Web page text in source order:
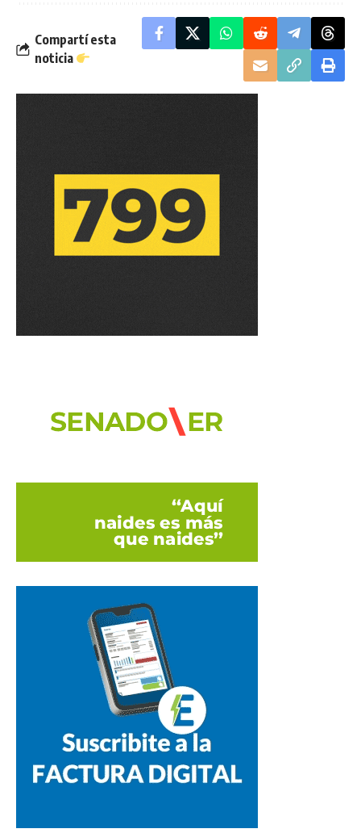
Compartí esta
noticia